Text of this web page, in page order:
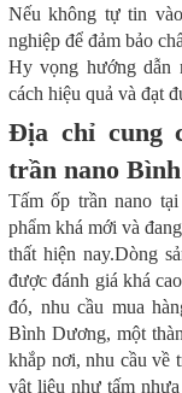
Nếu không tự tin
nghiệp để đảm bảo
Hy vọng hướng dẫn
cách hiệu quả và đạt
Địa chỉ cung
trần nano
Tấm ốp trần nano
phẩm khá mới và
thất hiện nay.Dòng
được đánh giá khá
đó, nhu cầu mua
Bình Dương, một
khắp nơi, nhu cầu về
vật liệu như tấm